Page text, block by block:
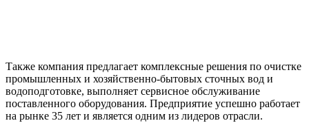
Также компания предлагает комплексные решения по очистке
промышленных и хозяйственно-бытовых сточных вод и
водоподготовке, выполняет сервисное обслуживание
поставленного оборудования. Предприятие успешно работает
на рынке 35 лет и является одним из лидеров отрасли.